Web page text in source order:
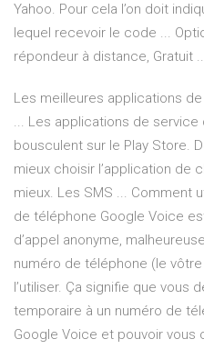
Yahoo. Pour cela l’on doit
lequel recevoir le code ...
répondeur à distance, Gratuit
Les meilleures applications
... Les applications de
bousculent sur le Play Store.
mieux choisir l’application de
mieux. Les SMS ... Comment
de téléphone Google Voice
d’appel anonyme,
numéro de téléphone (le vôtre
l’utiliser. Ça signifie que vous
temporaire à un numéro de
Google Voice et pouvoir vous